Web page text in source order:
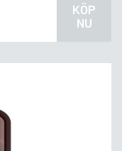
KÖP
NU